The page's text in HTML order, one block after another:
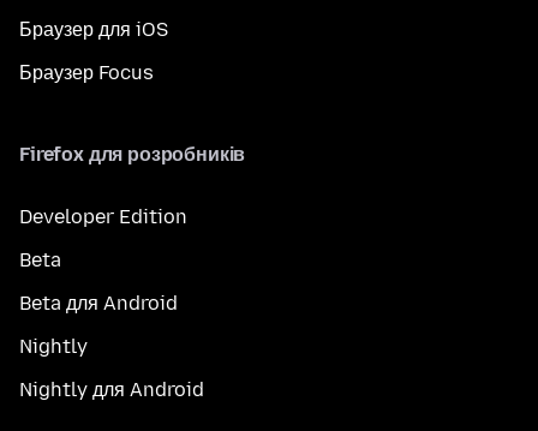
Браузер для iOS
Браузер Focus
Firefox для розробників
Developer Edition
Beta
Beta для Android
Nightly
Nightly для Android